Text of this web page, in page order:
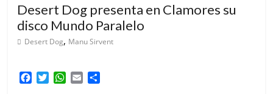
Desert Dog presenta en Clamores su
disco Mundo Paralelo
Desert Dog, Manu Sirvent
W